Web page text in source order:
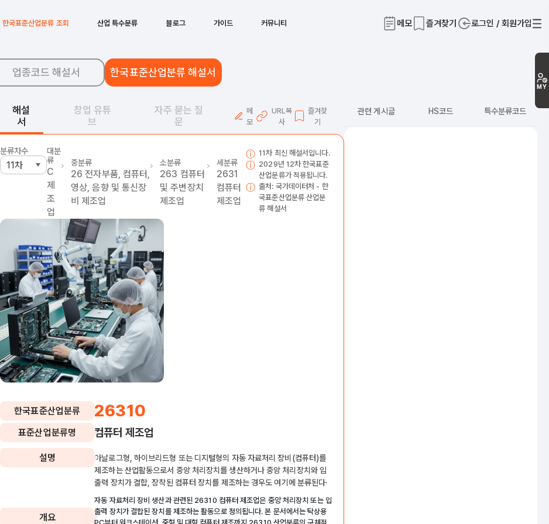
한국표준산업분류 조회 산업 특수분류 블로그 가이드 커뮤니티 메모 즐겨찾기 로그인 / 회원가입
MY
업종코드 해설서 한국표준산업분류 해설서
해설
서
창업 유튜
브
자주 묻는 질
문
메
모
URL복
사
즐겨찾
기
분류차수
대분
류
C
제
조
업
중분류
26 전자부품, 컴퓨터,
영상, 음향 및 통신장
비 제조업
소분류
263 컴퓨터
및 주변장치
제조업
세분류
2631
컴퓨터
제조업
11차 최신 해설서입니다.
2029년 12차 한국표준
산업분류가 적용됩니다.
출처: 국가데이터처 - 한
국표준산업분류 산업분
류 해설서
한국표준산업분류 26310
표준산업분류명 컴퓨터 제조업
설명
아날로그형, 하이브리드형 또는 디지털형의 자동 자료처리 장비(컴퓨터)를
제조하는 산업활동으로서 중앙 처리장치를 생산하거나 중앙 처리장치와 입
출력 장치가 결합, 장착된 컴퓨터 장치를 제조하는 경우도 여기에 분류된다·
개요
자동 자료처리 장비 생산과 관련된 26310 컴퓨터 제조업은 중앙 처리장치 또는 입
출력 장치가 결합된 장치를 제조하는 활동으로 정의됩니다. 본 문서에서는 탁상용
관련 게시글 HS코드 특수분류코드